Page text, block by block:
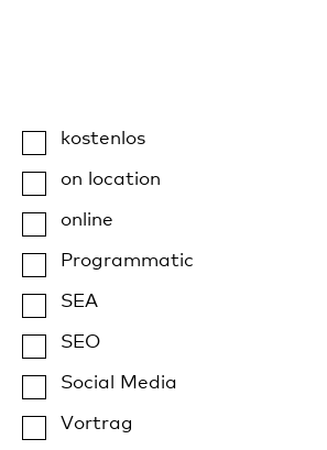
kostenlos
on location
online
Programmatic
SEA
SEO
Social Media
Vortrag